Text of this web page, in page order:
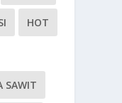
HOT
SAWIT